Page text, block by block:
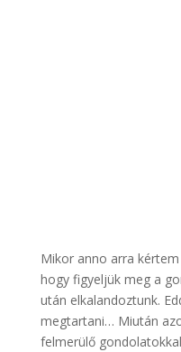
Mikor anno arra
hogy figyeljük meg a
után elkalandoztunk.
megtartani… Miután
felmerülő